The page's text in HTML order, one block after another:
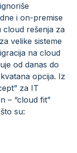
i on-premise
cloud rešenja za
velike sisteme
na cloud
od danas do
opcija. Iz
za IT
– “cloud fit”
su: